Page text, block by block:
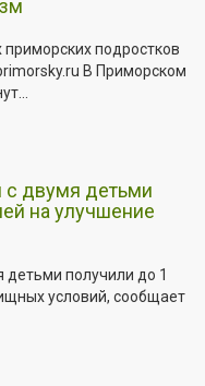
подростков
В Приморском
с двумя детьми
на улучшение
детьми получили до 1
условий, сообщает